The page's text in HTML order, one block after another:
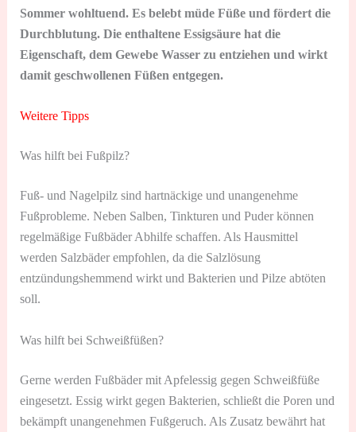
Sommer wohltuend. Es belebt müde Füße und fördert die
Durchblutung. Die enthaltene Essigsäure hat die
Eigenschaft, dem Gewebe Wasser zu entziehen und wirkt
damit geschwollenen Füßen entgegen.
Weitere Tipps
Was hilft bei Fußpilz?
Fuß- und Nagelpilz sind hartnäckige und unangenehme
Fußprobleme. Neben Salben, Tinkturen und Puder können
regelmäßige Fußbäder Abhilfe schaffen. Als Hausmittel
werden Salzbäder empfohlen, da die Salzlösung
entzündungshemmend wirkt und Bakterien und Pilze abtöten
soll.
Was hilft bei Schweißfüßen?
Gerne werden Fußbäder mit Apfelessig gegen Schweißfüße
eingesetzt. Essig wirkt gegen Bakterien, schließt die Poren und
bekämpft unangenehmen Fußgeruch. Als Zusatz bewährt hat